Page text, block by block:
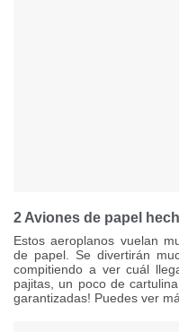
2 Aviones de papel
Estos aeroplanos vuelan
de papel. Se divertirán
compitiendo a ver cuál
pajitas, un poco de
garantizadas! Puedes ver